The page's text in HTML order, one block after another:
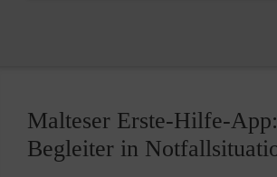
Malteser Erste-Hilfe-
Begleiter in